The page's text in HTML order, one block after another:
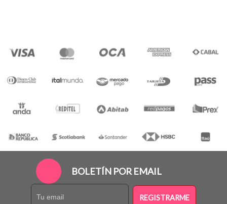
BOLETÍN POR EMAIL
REGISTRARME